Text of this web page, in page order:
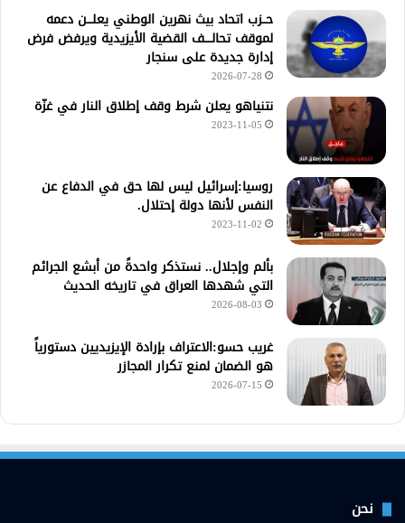
حــزب اتحاد بيث نهرين الوطني يعلـــن دعمه
لموقف تحالــــف القضية الأيزيدية ويرفض فرض
إدارة جديدة على سنجار
2026-07-28
نتنياهو يعلن شرط وقف إطلاق النار في غزّة
2023-11-05
روسيا:إسرائيل ليس لها حق في الدفاع عن
النفس لأنها دولة إحتلال.
2023-11-02
بألم وإجلال.. نستذكر واحدةً من أبشع الجرائم
التي شهدها العراق في تاريخه الحديث
2026-08-03
غريب حسو:الاعتراف بإرادة الإيزيديين دستورياً
هو الضمان لمنع تكرار المجازر
2026-07-15
نحن